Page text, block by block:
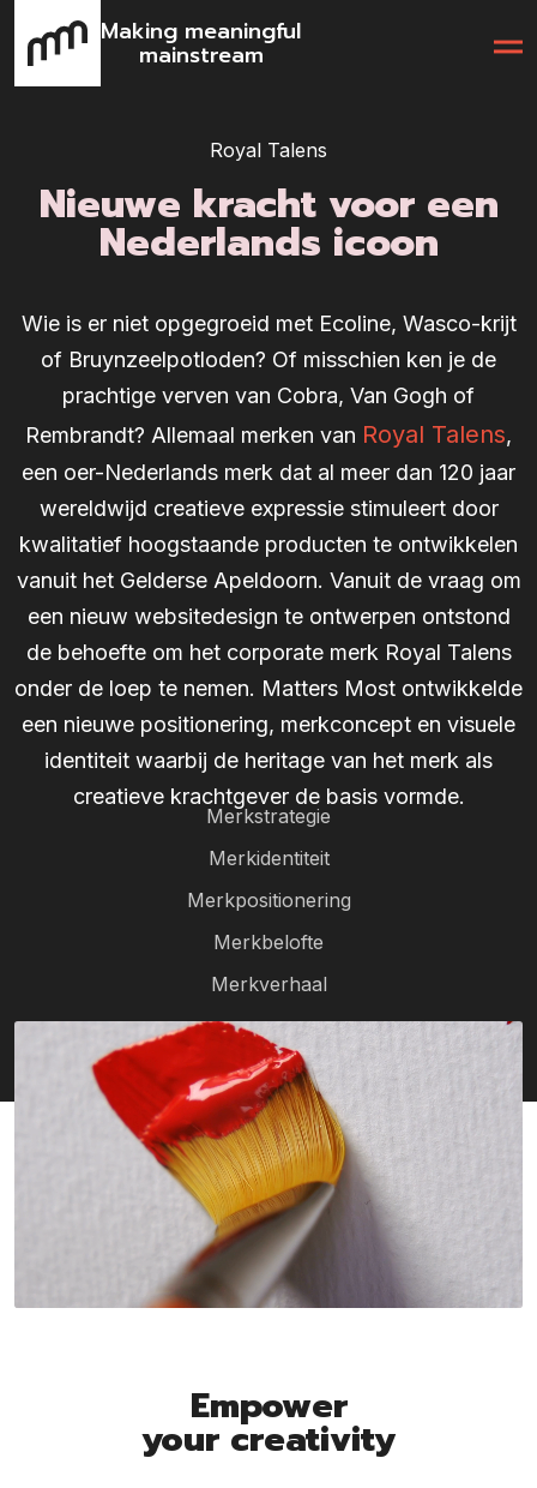
Making meaningful
mainstream
Royal Talens
Nieuwe kracht voor een
Nederlands icoon
Wie is er niet opgegroeid met Ecoline, Wasco-krijt
of Bruynzeelpotloden? Of misschien ken je de
prachtige verven van Cobra, Van Gogh of
Rembrandt? Allemaal merken van Royal Talens,
een oer-Nederlands merk dat al meer dan 120 jaar
wereldwijd creatieve expressie stimuleert door
kwalitatief hoogstaande producten te ontwikkelen
vanuit het Gelderse Apeldoorn. Vanuit de vraag om
een nieuw websitedesign te ontwerpen ontstond
de behoefte om het corporate merk Royal Talens
onder de loep te nemen. Matters Most ontwikkelde
een nieuwe positionering, merkconcept en visuele
identiteit waarbij de heritage van het merk als
creatieve krachtgever de basis vormde.
Merkstrategie
Merkidentiteit
Merkpositionering
Merkbelofte
Merkverhaal
Empower
your creativity